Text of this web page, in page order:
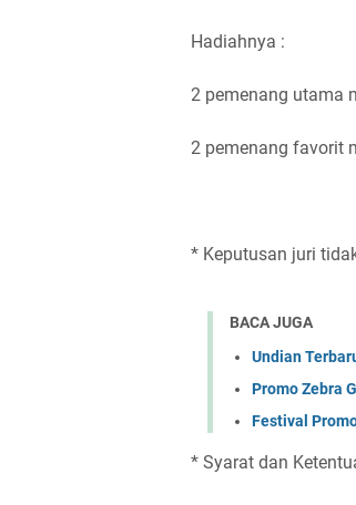
Hadiahnya :
2 pemenang utama
2 pemenang favorit
* Keputusan juri
BACA JUGA
Undian
Promo Zebra
Festival
* Syarat dan